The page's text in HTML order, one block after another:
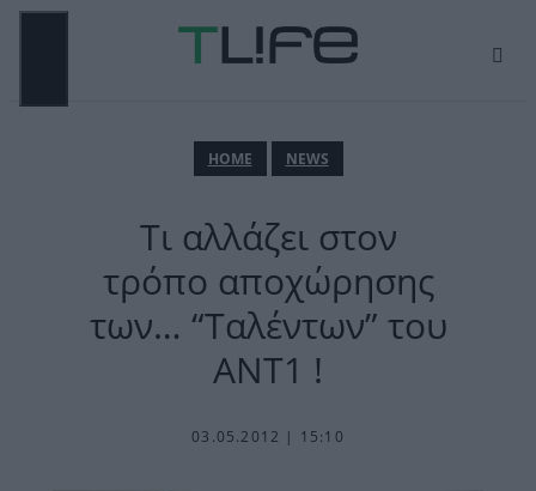
Μετάβαση
ΗΟΜΕ NEWS
Τι αλλάζει στον
τρόπο αποχώρησης
των… “Ταλέντων” του
ΑΝΤ1 !
03.05.2012 | 15:10